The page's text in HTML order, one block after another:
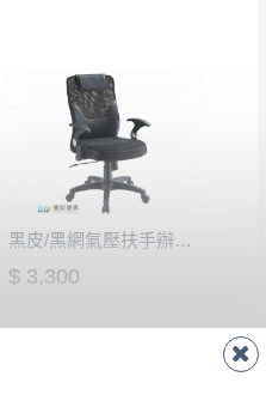
黑皮/黑網氣壓扶手辦公椅(CK-335)
$ 3,300